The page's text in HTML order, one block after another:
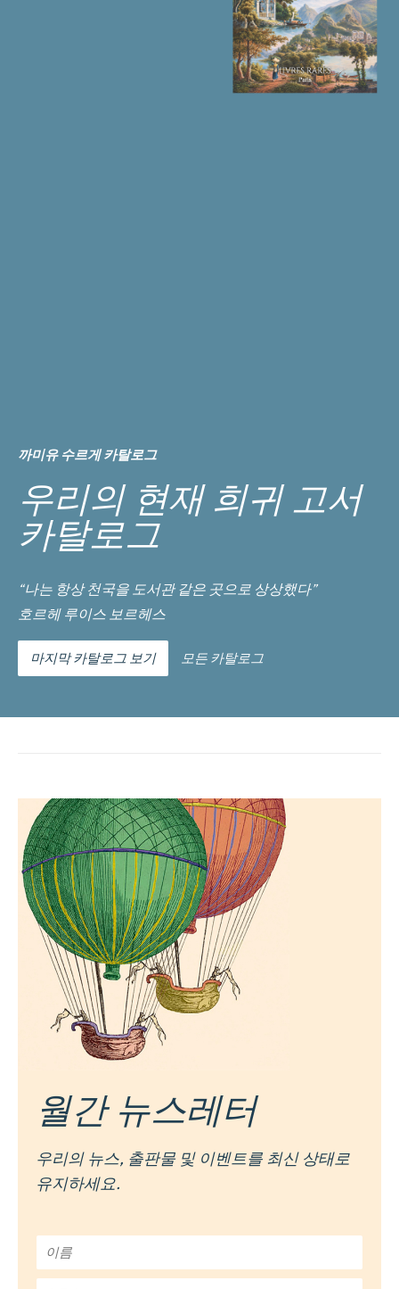
까미유 수르게 카탈로그
우리의 현재 희귀 고서
카탈로그
“나는 항상 천국을 도서관 같은 곳으로 상상했다”
호르헤 루이스 보르헤스
마지막 카탈로그 보기 모든 카탈로그
월간 뉴스레터
우리의 뉴스, 출판물 및 이벤트를 최신 상태로
유지하세요.
름
*